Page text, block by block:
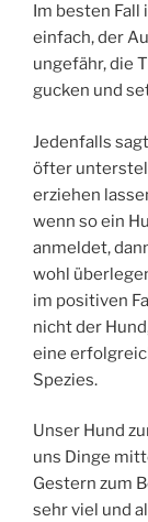
Im besten
einfach, der
ungefähr, die
gucken und
Jedenfalls
öfter
erziehen
wenn so ein
anmeldet,
wohl
im positiven
nicht der
eine
Spezies.
Unser Hund
uns Dinge
Gestern zum
sehr viel und